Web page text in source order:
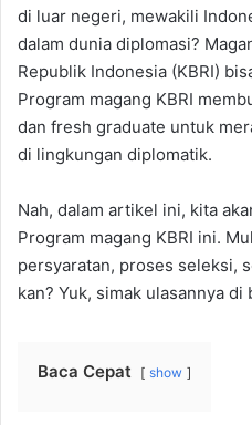
di luar negeri, mewakili
dalam dunia diplomasi?
Republik Indonesia (KBRI)
Program magang KBRI
dan fresh graduate untuk
di lingkungan diplomatik.
Nah, dalam artikel ini, kita
Program magang KBRI ini.
persyaratan, proses seleksi,
kan? Yuk, simak ulasannya di
Baca Cepat show